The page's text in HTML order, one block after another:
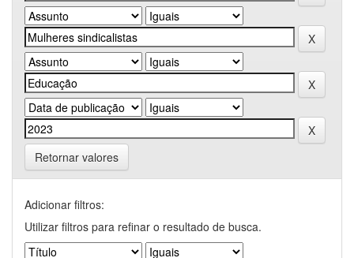
Retornar valores
Adicionar filtros:
Utilizar filtros para refinar o resultado de busca.